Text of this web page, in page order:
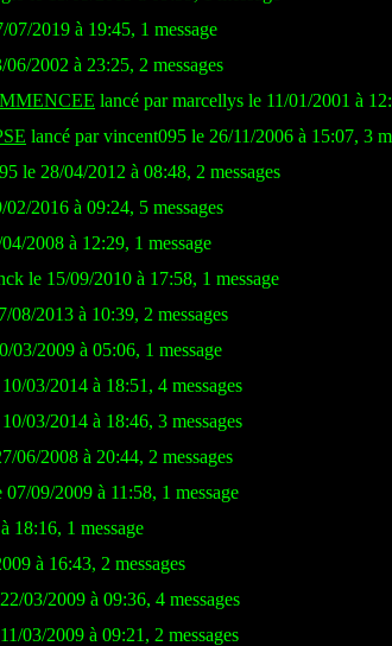
2019 à 19:45, 1 message
2002 à 23:25, 2 messages
lancé par marcellys le 11/01/2001 à
lancé par vincent095 le 26/11/2006 à 15:07, 3
le 28/04/2012 à 08:48, 2 messages
2016 à 09:24, 5 messages
2008 à 12:29, 1 message
le 15/09/2010 à 17:58, 1 message
08/2013 à 10:39, 2 messages
03/2009 à 05:06, 1 message
03/2014 à 18:51, 4 messages
03/2014 à 18:46, 3 messages
06/2008 à 20:44, 2 messages
09/2009 à 11:58, 1 message
18:16, 1 message
à 16:43, 2 messages
03/2009 à 09:36, 4 messages
03/2009 à 09:21, 2 messages